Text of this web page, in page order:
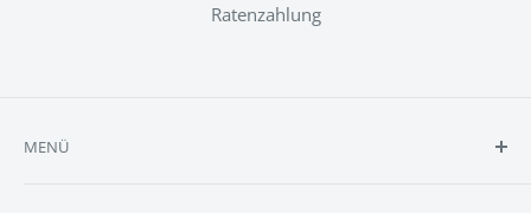
Ratenzahlung
MENÜ